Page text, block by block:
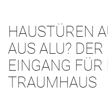
HAUSTÜREN
AUS ALU?
EINGANG FÜR
TRAUMHAUS